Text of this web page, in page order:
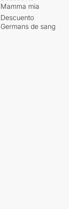
Mamma mia
Descuento
Germans de sang